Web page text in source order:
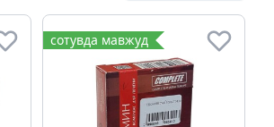
сотувда мавжуд